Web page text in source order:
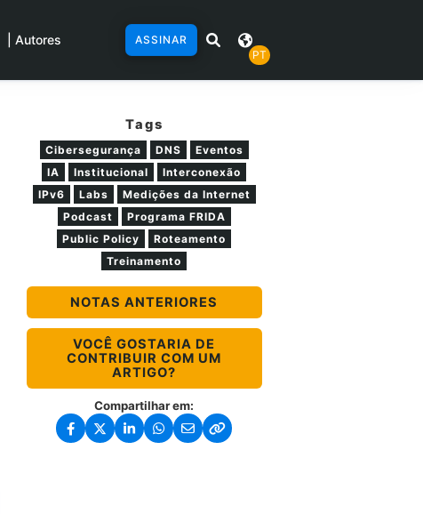
| Autores
ASSINAR
PT
Tags
Cibersegurança DNS
Eventos
IA
Institucional
Interconexão
IPv6
Labs
Medições da Internet
Podcast
Programa FRIDA
Public Policy
Roteamento
Treinamento
NOTAS ANTERIORES
VOCÊ GOSTARIA DE
CONTRIBUIR COM UM
ARTIGO?
Compartilhar em: